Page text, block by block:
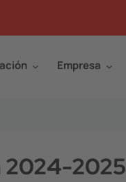
Empresa
2024-2025